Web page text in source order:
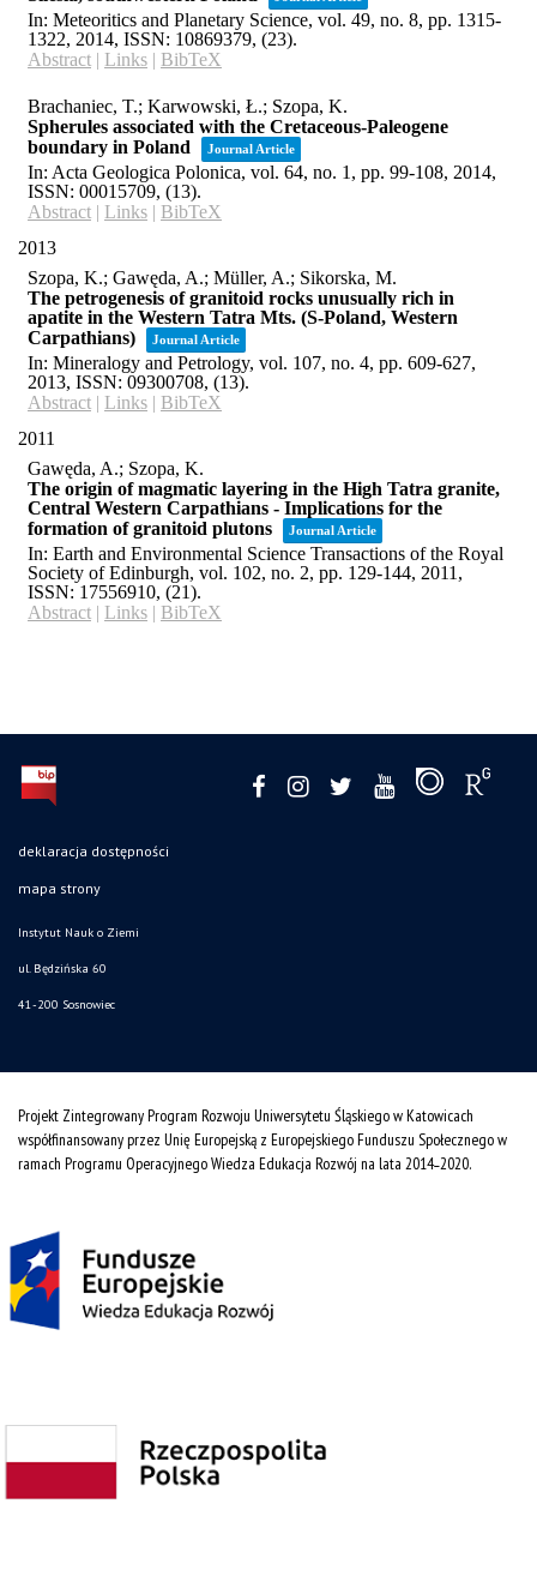
deklaracja dostępności
mapa strony
Instytut Nauk o Ziemi
ul. Będzińska 60
41-200 Sosnowiec
Projekt Zintegrowany Program Rozwoju Uniwersytetu Śląskiego w Katowicach
współfinansowany przez Unię Europejską z Europejskiego Funduszu Społecznego w
ramach Programu Operacyjnego Wiedza Edukacja Rozwój na lata 2014˗2020.